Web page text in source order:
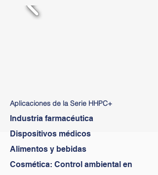
Aplicaciones de la Serie HHPC+
Industria farmacéutica
Dispositivos médicos
Alimentos y bebidas
Cosmética: Control ambiental en